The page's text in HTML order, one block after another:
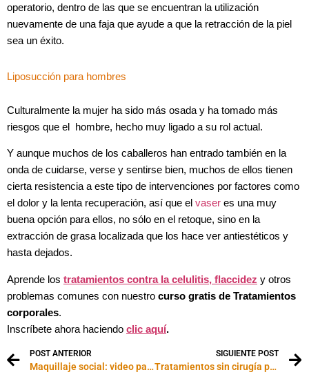
operatorio, dentro de las que se encuentran la utilización
nuevamente de una faja que ayude a que la retracción de la piel
sea un éxito.
Liposucción para hombres
Culturalmente la mujer ha sido más osada y ha tomado más
riesgos que el hombre, hecho muy ligado a su rol actual.
Y aunque muchos de los caballeros han entrado también en la
onda de cuidarse, verse y sentirse bien, muchos de ellos tienen
cierta resistencia a este tipo de intervenciones por factores como
el dolor y la lenta recuperación, así que el vaser es una muy
buena opción para ellos, no sólo en el retoque, sino en la
extracción de grasa localizada que los hace ver antiestéticos y
hasta dejados.
Aprende los tratamientos contra la celulitis, flaccidez y otros
problemas comunes con nuestro curso gratis de Tratamientos
corporales.
Inscríbete ahora haciendo clic aquí.
POST ANTERIOR
Maquillaje social: video paso a paso
SIGUIENTE POST
Tratamientos sin cirugía para las várices y “arañitas”